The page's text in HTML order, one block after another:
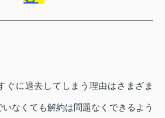
ぐに退去してしまう理由はさまざま
なくても解約は問題なくできるよう